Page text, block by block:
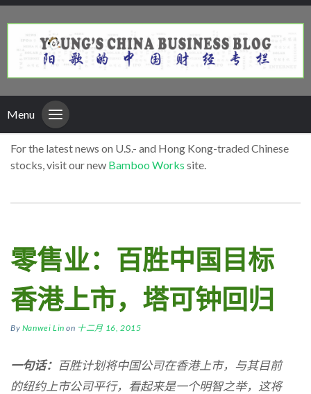
Menu
For the latest news on U.S.- and Hong Kong-traded Chinese
stocks, visit our new Bamboo Works site.
零售业：百胜中国目标
香港上市，塔可钟回归
By Nanwei Lin on 十二月 16, 2015
一句话： 百胜计划将中国公司在香港上市，与其目前
的纽约上市公司平行，看起来是一个明智之举，这将